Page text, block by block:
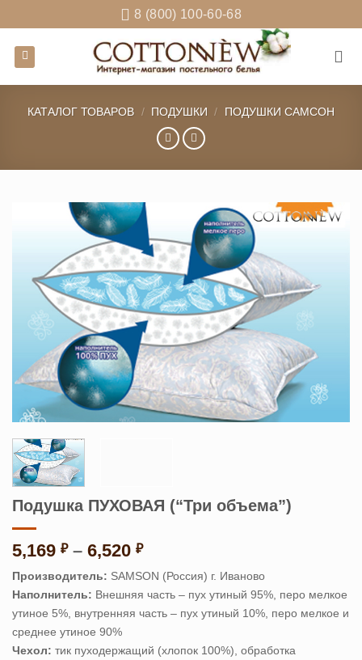
to
content
8 (800) 100-60-68
КАТАЛОГ ТОВАРОВ / ПОДУШКИ / ПОДУШКИ САМСОН
Подушка ПУХОВАЯ (“Три объема”)
5,169 ₽ – 6,520 ₽Диапазон
5,169 ₽
–
6,520 ₽
Производитель: SAMSON (Россия) г. Иваново
Наполнитель: Внешняя часть – пух утиный 95%, перо мелкое
утиное 5%, внутренняя часть – пух утиный 10%, перо мелкое и
среднее утиное 90%
Чехол: тик пуходержащий (хлопок 100%), обработка